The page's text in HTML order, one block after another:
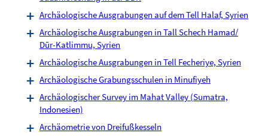
Archäologische Ausgrabungen auf dem Tell Halaf, Syrien
Archäologische Ausgrabungen in Tall Schech Hamad/
Dūr-Katlimmu, Syrien
Archäologische Ausgrabungen in Tell Fecheriye, Syrien
Archäologische Grabungsschulen in Minufiyeh
Archäologischer Survey im Mahat Valley (Sumatra,
Indonesien)
Archäometrie von Dreifußkesseln